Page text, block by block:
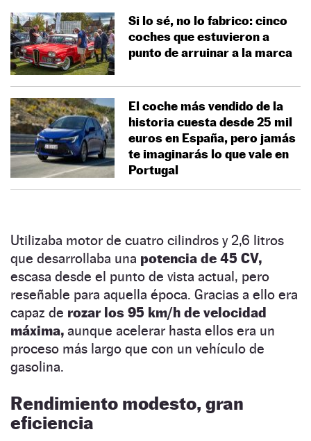
Si lo sé, no lo fabrico: cinco
coches que estuvieron a
punto de arruinar a la marca
El coche más vendido de la
historia cuesta desde 25 mil
euros en España, pero jamás
te imaginarás lo que vale en
Portugal
Utilizaba motor de cuatro cilindros y 2,6 litros
que desarrollaba una potencia de 45 CV,
escasa desde el punto de vista actual, pero
reseñable para aquella época. Gracias a ello era
capaz de rozar los 95 km/h de velocidad
máxima, aunque acelerar hasta ellos era un
proceso más largo que con un vehículo de
gasolina.
Rendimiento modesto, gran
eficiencia